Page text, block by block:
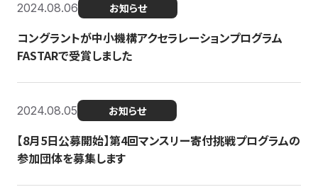
2024.08.06 お知らせ
コングラントが中小機構アクセラレーションプログラム
FASTARで受賞しました
2024.08.05 お知らせ
【8月5日公募開始】第4回マンスリー寄付挑戦プログラムの
参加団体を募集します